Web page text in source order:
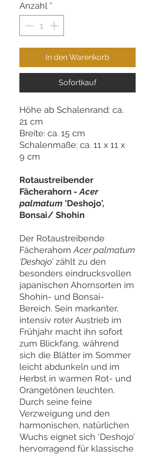
Anzahl *
In den Warenkorb
Sofortkauf
Höhe ab Schalenrand: ca.
21 cm
Breite: ca. 15 cm
Schalenmaße: ca. 11 x 11 x
9 cm
Rotaustreibender
Fächerahorn -Acer
palmatum 'Deshojo',
Bonsai/ Shohin
Der Rotaustreibende
Fächerahorn Acer palmatum
‘Deshojo’ zählt zu den
besonders eindrucksvollen
japanischen Ahornsorten im
Shohin- und Bonsai-
Bereich. Sein markanter,
intensiv roter Austrieb im
Frühjahr macht ihn sofort
zum Blickfang, während
sich die Blätter im Sommer
leicht abdunkeln und im
Herbst in warmen Rot- und
Orangetönen leuchten.
Durch seine feine
Verzweigung und den
harmonischen, natürlichen
Wuchs eignet sich ‘Deshojo’
hervorragend für klassische